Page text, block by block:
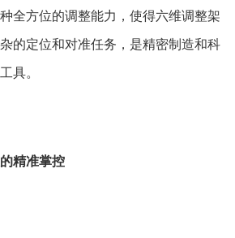
全方位的调整能力，使得六维调整架
的定位和对准任务，是精密制造和科
具。
精准掌控